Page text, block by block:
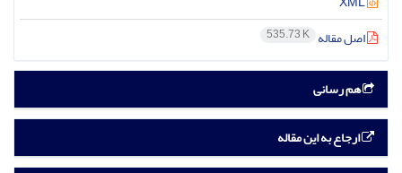
اصل مقاله 535.73 K
هم رسانی
ارجاع به این مقاله